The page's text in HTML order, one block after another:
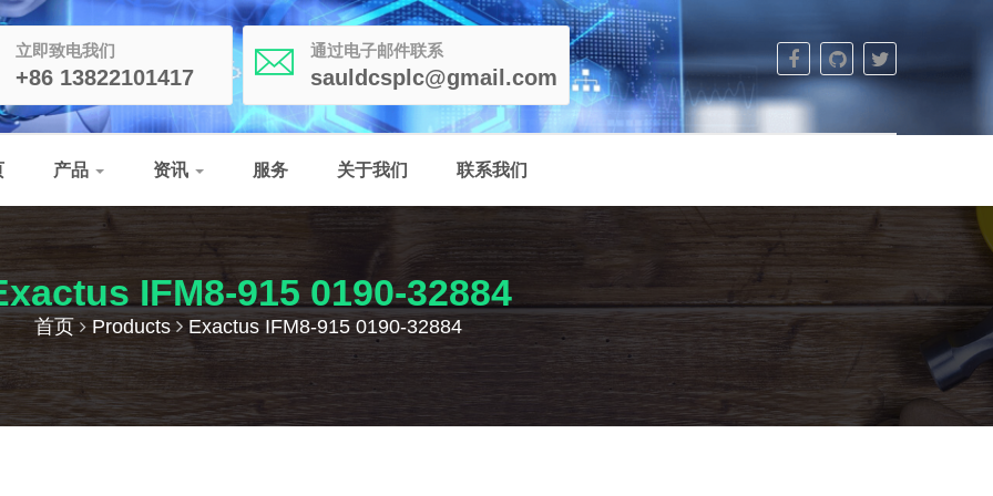
立即致电我们
+86 13822101417
通过电子邮件联系
sauldcsplc@gmail.com
产品 资讯 服务 关于我们 联系我们
IFM8-915 0190-32884
首页 Products Exactus IFM8-915 0190-32884